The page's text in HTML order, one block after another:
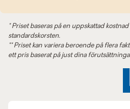
* Priset baseras på en uppskattad
standardskorsten.
** Priset kan variera beroende på flera
ett pris baserat på just dina